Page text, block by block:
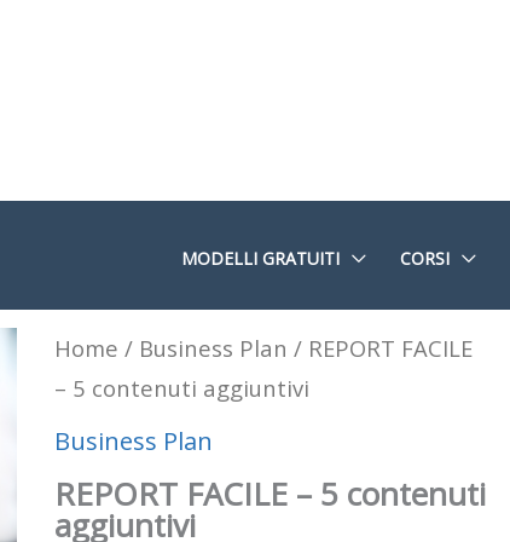
MODELLI GRATUITI CORSI
Home / Business Plan / REPORT FACILE
– 5 contenuti aggiuntivi
Business Plan
REPORT FACILE – 5 contenuti
aggiuntivi
REPORT
FACILE
-
contenuti